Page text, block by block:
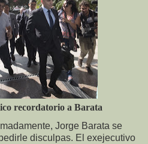
recordatorio a Barata
Jorge Barata se
disculpas. El exejecutivo